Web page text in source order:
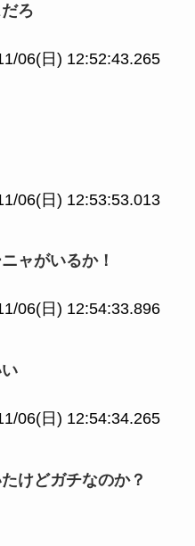
ろ
06(日) 12:52:43.265
06(日) 12:53:53.013
ャがいるか！
06(日) 12:54:33.896
06(日) 12:54:34.265
けどガチなのか？